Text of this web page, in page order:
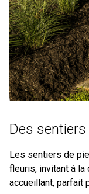
Des
Les sentiers de
fleuris, invitant à la
accueillant, parfait